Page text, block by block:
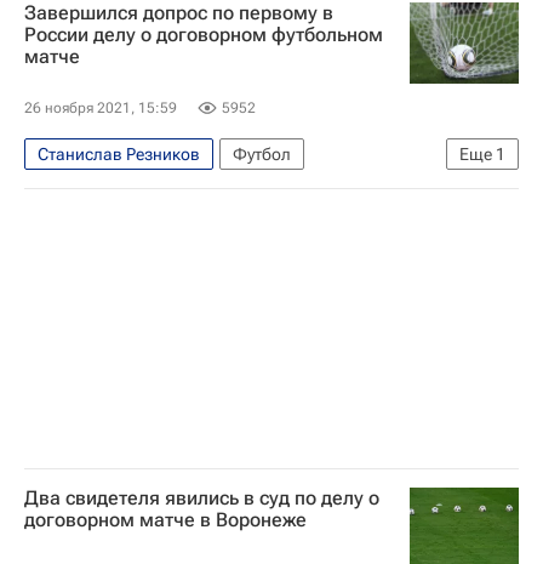
Завершился допрос по первому в
России делу о договорном футбольном
матче
26 ноября 2021, 15:59 5952
Еще 1
Станислав Резников
Футбол
Хазрет Дышеков
Два свидетеля явились в суд по делу о
договорном матче в Воронеже